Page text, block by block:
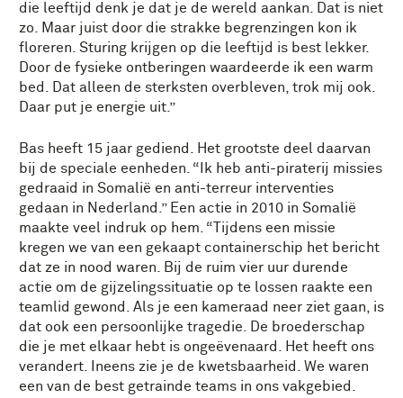
die leeftijd denk je dat je de wereld aankan. Dat is niet
zo. Maar juist door die strakke begrenzingen kon ik
floreren. Sturing krijgen op die leeftijd is best lekker.
Door de fysieke ontberingen waardeerde ik een warm
bed. Dat alleen de sterksten overbleven, trok mij ook.
Daar put je energie uit.”
Bas heeft 15 jaar gediend. Het grootste deel daarvan
bij de speciale eenheden. “Ik heb anti-piraterij missies
gedraaid in Somalië en anti-terreur interventies
gedaan in Nederland.” Een actie in 2010 in Somalië
maakte veel indruk op hem. “Tijdens een missie
kregen we van een gekaapt containerschip het bericht
dat ze in nood waren. Bij de ruim vier uur durende
actie om de gijzelingssituatie op te lossen raakte een
teamlid gewond. Als je een kameraad neer ziet gaan, is
dat ook een persoonlijke tragedie. De broederschap
die je met elkaar hebt is ongeëvenaard. Het heeft ons
verandert. Ineens zie je de kwetsbaarheid. We waren
een van de best getrainde teams in ons vakgebied.